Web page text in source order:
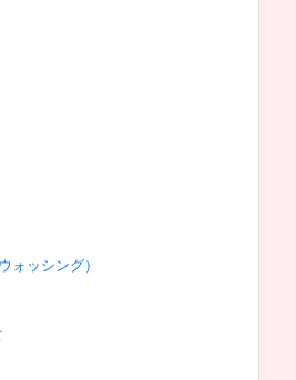
ォッシング）